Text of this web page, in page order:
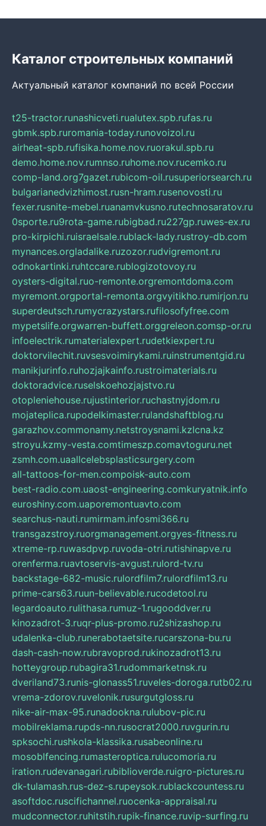
Каталог строительных компаний
Актуальный каталог компаний по всей России
t25-tractor.runashicveti.rualutex.spb.rufas.ru
gbmk.spb.ruromania-today.runovoizol.ru
airheat-spb.rufisika.home.nov.ruorakul.spb.ru
demo.home.nov.rumnso.ruhome.nov.rucemko.ru
comp-land.org7gazet.rubicom-oil.rusuperiorsearch.ru
bulgarianedvizhimost.rusn-hram.rusenovosti.ru
fexer.rusnite-mebel.ruanamvkusno.rutechnosaratov.ru
0sporte.ru9rota-game.rubigbad.ru227gp.ruwes-ex.ru
pro-kirpichi.ruisraelsale.rublack-lady.rustroy-db.com
mynances.orgladalike.ruzozor.rudvigremont.ru
odnokartinki.ruhtccare.rublogizotovoy.ru
oysters-digital.ruo-remonte.orgremontdoma.com
myremont.orgportal-remonta.orgvyitikho.rumirjon.ru
superdeutsch.rumycrazystars.rufilosofyfree.com
mypetslife.orgwarren-buffett.orggreleon.comsp-or.ru
infoelectrik.rumaterialexpert.rudetkiexpert.ru
doktorvilechit.ruvsesvoimirykami.ruinstrumentgid.ru
manikjurinfo.ruhozjajkainfo.rustroimaterials.ru
doktoradvice.ruselskoehozjajstvo.ru
otopleniehouse.rujustinterior.ruchastnyjdom.ru
mojateplica.rupodelkimaster.rulandshaftblog.ru
garazhov.commonamy.netstroysnami.kzlcna.kz
stroyu.kzmy-vesta.comtimeszp.comavtoguru.net
zsmh.com.uaallcelebsplasticsurgery.com
all-tattoos-for-men.compoisk-auto.com
best-radio.com.uaost-engineering.comkuryatnik.info
euroshiny.com.uaporemontuavto.com
searchus-nauti.rumirmam.infosmi366.ru
transgazstroy.ruorgmanagement.orgyes-fitness.ru
xtreme-rp.ruwasdpvp.ruvoda-otri.rutishinapve.ru
orenferma.ruavtoservis-avgust.rulord-tv.ru
backstage-682-music.rulordfilm7.rulordfilm13.ru
prime-cars63.ruun-believable.rucodetool.ru
legardoauto.rulithasa.rumuz-1.rugooddver.ru
kinozadrot-3.ruqr-plus-promo.ru2shizashop.ru
udalenka-club.runerabotaetsite.rucarszona-bu.ru
dash-cash-now.rubravoprod.rukinozadrot13.ru
hotteygroup.rubagira31.rudommarketnsk.ru
dveriland73.runis-glonass51.ruveles-doroga.rutb02.ru
vrema-zdorov.ruvelonik.rusurgutgloss.ru
nike-air-max-95.runadookna.rulubov-pic.ru
mobilreklama.rupds-nn.rusocrat2000.ruvgurin.ru
spksochi.rushkola-klassika.rusabeonline.ru
mosoblfencing.rumasteroptica.rulucomoria.ru
iration.rudevanagari.rubiblioverde.ruigro-pictures.ru
dk-tulamash.rus-dez-s.rupeysok.rublackcountess.ru
asoftdoc.ruscifichannel.ruocenka-appraisal.ru
mudconnector.ruhitstih.rupik-finance.ruvip-surfing.ru